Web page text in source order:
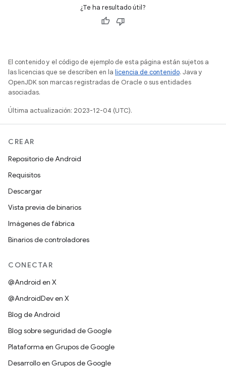
¿Te ha resultado útil?
El contenido y el código de ejemplo de esta página están sujetos a
las licencias que se describen en la licencia de contenido. Java y
OpenJDK son marcas registradas de Oracle o sus entidades
asociadas.
Última actualización: 2023-12-04 (UTC).
CREAR
Repositorio de Android
Requisitos
Descargar
Vista previa de binarios
Imágenes de fábrica
Binarios de controladores
CONECTAR
@Android en X
@AndroidDev en X
Blog de Android
Blog sobre seguridad de Google
Plataforma en Grupos de Google
Desarrollo en Grupos de Google